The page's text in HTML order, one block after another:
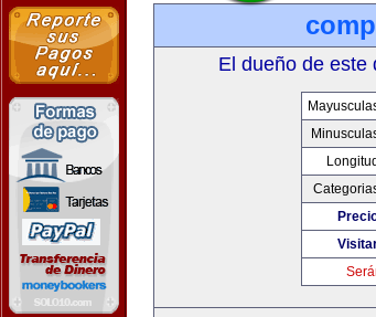
El dueño de este